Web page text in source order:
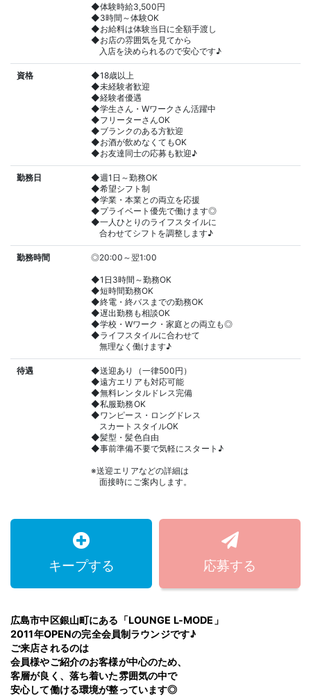
◆体験時給3,500円
◆3時間～体験OK
◆お給料は体験当日に全額手渡し
◆お店の雰囲気を見てから
入店を決められるので安心です♪
資格
◆18歳以上
◆未経験者歓迎
◆経験者優遇
◆学生さん・Wワークさん活躍中
◆フリーターさんOK
◆ブランクのある方歓迎
◆お酒が飲めなくてもOK
◆お友達同士の応募も歓迎♪
勤務日
◆週1日～勤務OK
◆希望シフト制
◆学業・本業との両立を応援
◆プライベート優先で働けます◎
◆一人ひとりのライフスタイルに
合わせてシフトを調整します♪
勤務時間 ◎20:00～翌1:00
◆1日3時間～勤務OK
◆短時間勤務OK
◆終電・終バスまでの勤務OK
◆遅出勤務も相談OK
◆学校・Wワーク・家庭との両立も◎
◆ライフスタイルに合わせて
無理なく働けます♪
待遇
◆送迎あり（一律500円）
◆遠方エリアも対応可能
◆無料レンタルドレス完備
◆私服勤務OK
◆ワンピース・ロングドレス
スカートスタイルOK
◆髪型・髪色自由
◆事前準備不要で気軽にスタート♪
※送迎エリアなどの詳細は
面接時にご案内します。
キープする 応募する
広島市中区銀山町にある「LOUNGE L-MODE」
2011年OPENの完全会員制ラウンジです♪
ご来店されるのは
会員様やご紹介のお客様が中心のため、
客層が良く、落ち着いた雰囲気の中で
安心して働ける環境が整っています◎